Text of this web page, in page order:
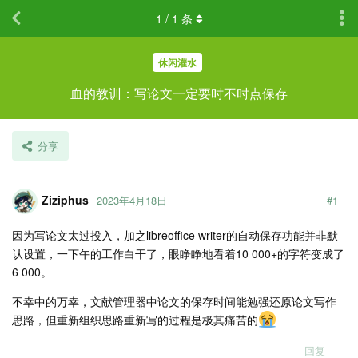
休闲灌水
血的教训：写论文一定要时不时点保存
分享
1 / 1 条
Ziziphus 2023年4月18日 #1
因为写论文太过投入，加之libreoffice writer的自动保存功能并非默
认设置，一下午的工作白干了，眼睁睁地看着10 000+的字符变成了
6 000。
不幸中的万幸，文献管理器中论文的保存时间能勉强还原论文写作
思路，但重新组织思路重新写的过程是极其痛苦的
回复